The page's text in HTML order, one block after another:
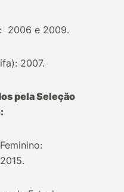
2006 e 2009.
2007.
pela Seleção